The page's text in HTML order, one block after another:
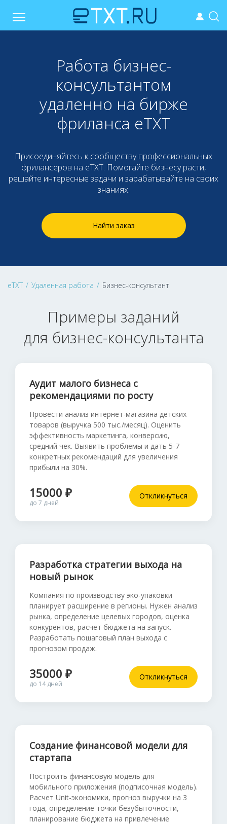
Работа бизнес-
консультантом
удаленно на бирже
фриланса eTXT
Присоединяйтесь к сообществу профессиональных
фрилансеров на eTXT. Помогайте бизнесу расти,
решайте интересные задачи и зарабатывайте на своих
знаниях.
Найти заказ
eTXT / Удаленная работа / Бизнес-консультант
Примеры заданий
для бизнес-консультанта
Аудит малого бизнеса с
рекомендациями по росту
Провести анализ интернет-магазина детских
товаров (выручка 500 тыс./месяц). Оценить
эффективность маркетинга, конверсию,
средний чек. Выявить проблемы и дать 5-7
конкретных рекомендаций для увеличения
прибыли на 30%.
15000 ₽
до 7 дней
Откликнуться
Разработка стратегии выхода на
новый рынок
Компания по производству эко-упаковки
планирует расширение в регионы. Нужен анализ
рынка, определение целевых городов, оценка
конкурентов, расчет бюджета на запуск.
Разработать пошаговый план выхода с
прогнозом продаж.
35000 ₽
до 14 дней
Откликнуться
Создание финансовой модели для
стартапа
Построить финансовую модель для
мобильного приложения (подписочная модель).
Расчет Unit-экономики, прогноз выручки на 3
года, определение точки безубыточности,
планирование бюджета на привлечение